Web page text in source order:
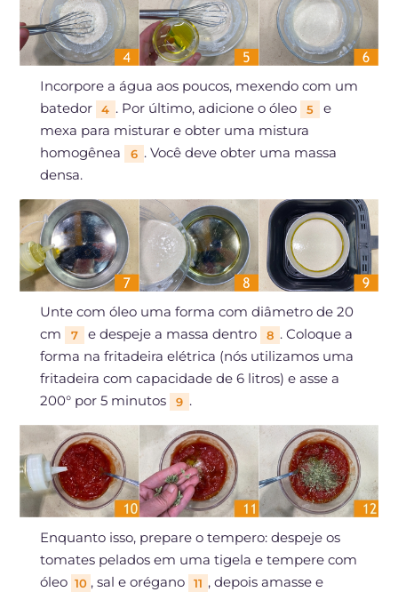
Incorpore a água aos poucos, mexendo com um
batedor
4 . Por último, adicione o óleo 5
e
mexa para misturar e obter uma mistura
homogênea
6 . Você deve obter uma massa
densa.
Unte com óleo uma forma com diâmetro de 20
cm
7 e despeje a massa dentro 8 . Coloque a
forma na fritadeira elétrica (nós utilizamos uma
fritadeira com capacidade de 6 litros) e asse a
200° por 5 minutos
9 .
Enquanto isso, prepare o tempero: despeje os
tomates pelados em uma tigela e tempere com
óleo 10 , sal e orégano 11 , depois amasse e